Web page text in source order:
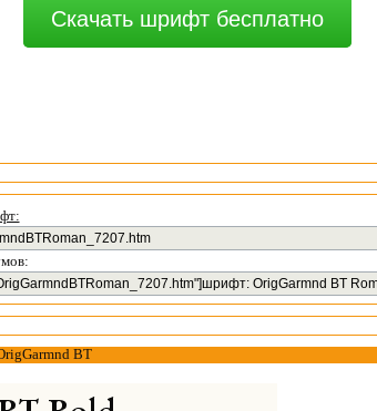
Скачать шрифт бесплатно
BT